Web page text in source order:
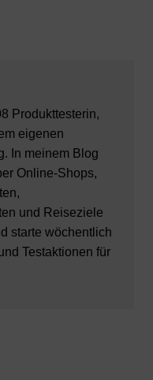
Produkttesterin,
eigenen
In meinem Blog
Online-Shops,
und Reiseziele
starte wöchentlich
Testaktionen für